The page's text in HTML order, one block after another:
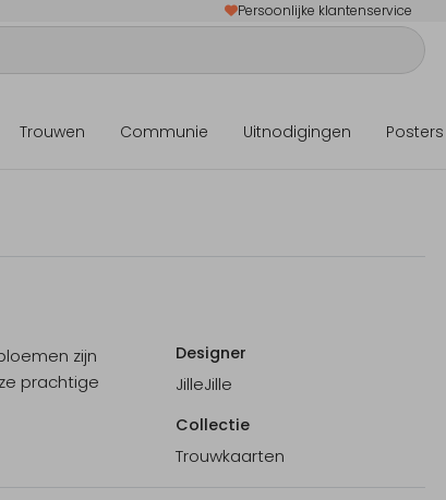
Persoonlijke klantenservice
Trouwen Communie Uitnodigingen Posters
zijn
prachtige
Designer
JilleJille
Collectie
Trouwkaarten